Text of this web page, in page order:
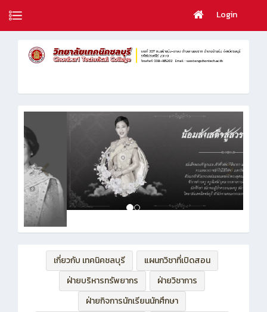
Login
ฝ่ายบริหารทรัพยากร
ฝ่ายวิชาการ
ฝ่ายกิจการนักเรียนนักศึกษา
ฝ่ายยุทธศาสตร์และแผนงาน
ปริญญาตรี (ทลบ.)